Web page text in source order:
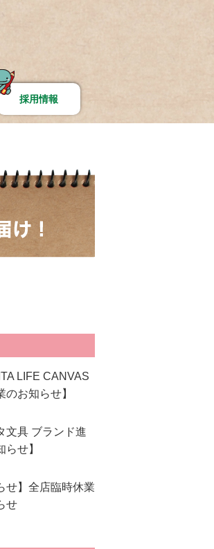
採用情報
LIFE CANVAS
のお知らせ】
文具 ブランド進
らせ】
せ】全店臨時休業
せ